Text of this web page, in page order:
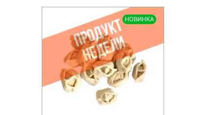
НОВИНКА